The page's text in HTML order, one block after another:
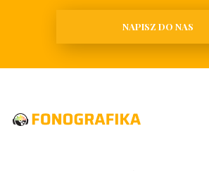
NAPISZ DO NAS